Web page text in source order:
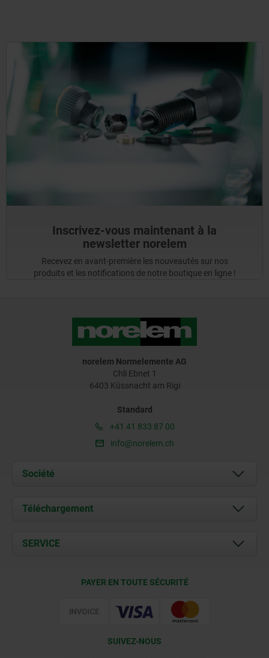
Inscrivez-vous maintenant à la
newsletter norelem
Recevez en avant-première les nouveautés sur nos
produits et les notifications de notre boutique en ligne !
norelem Normelemente AG
Chli Ebnet 1
6403 Küssnacht am Rigi
Standard
+41 41 833 87 00
info@norelem.ch
Société
À propos de nous
Contact
Téléchargement
Documents
SERVICE
PAYER EN TOUTE SÉCURITÉ
SUIVEZ-NOUS